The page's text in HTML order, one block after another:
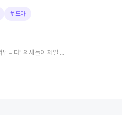
#도마
"한 달간 놔뒀다간 곰팡이 독소 넘쳐납니다" 의사들이 제일 경악한 물건 1위